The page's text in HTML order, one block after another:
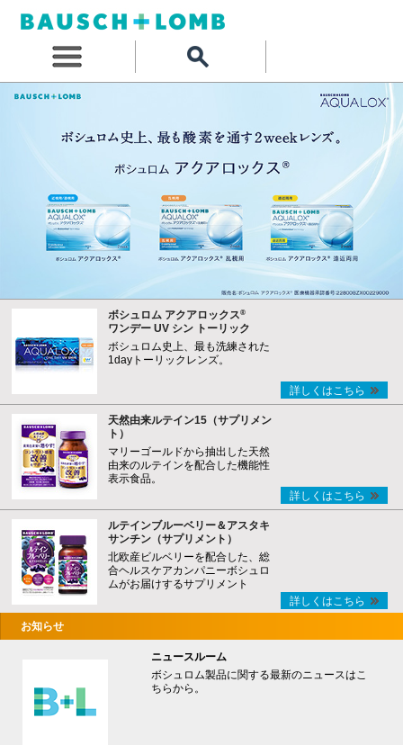
ボシュロム アクアロックス®
ワンデー UV シン トーリック
ボシュロム史上、最も洗練された
1dayトーリックレンズ。
詳しくはこちら
天然由来ルテイン15（サプリメン
ト）
マリーゴールドから抽出した天然
由来のルテインを配合した機能性
表示食品。
詳しくはこちら
ルテインブルーベリー＆アスタキ
サンチン（サプリメント）
北欧産ビルベリーを配合した、総
合ヘルスケアカンパニーボシュロ
ムがお届けするサプリメント
詳しくはこちら
お知らせ
ニュースルーム
ボシュロム製品に関する最新のニュースはこ
ちらから。